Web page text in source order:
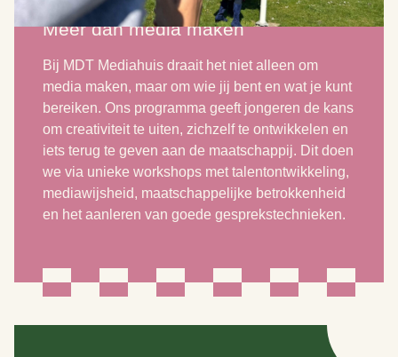
Meer dan media maken
Bij MDT Mediahuis draait het niet alleen om
media maken, maar om wie jij bent en wat je kunt
bereiken. Ons programma geeft jongeren de kans
om creativiteit te uiten, zichzelf te ontwikkelen en
iets terug te geven aan de maatschappij. Dit doen
we via unieke workshops met talentontwikkeling,
mediawijsheid, maatschappelijke betrokkenheid
en het aanleren van goede gesprekstechnieken.